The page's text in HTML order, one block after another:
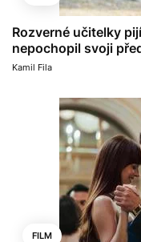
Rozverné učitelky
nepochopil svoji
Kamil Fila
FILM